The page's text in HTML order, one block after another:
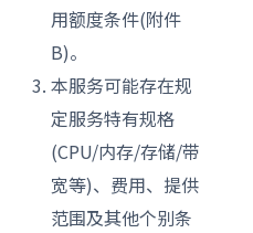
用额度条件(附件
B)。
本服务可能存在规
定服务特有规格
(CPU/内存/存储/带
宽等)、费用、提供
范围及其他个别条